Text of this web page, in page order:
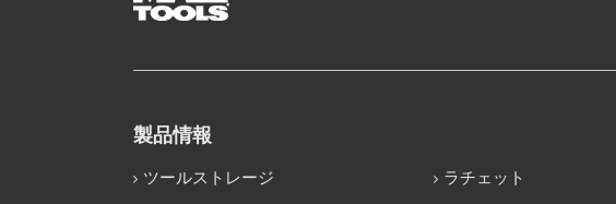
製品情報
ツールストレージ ラチェット